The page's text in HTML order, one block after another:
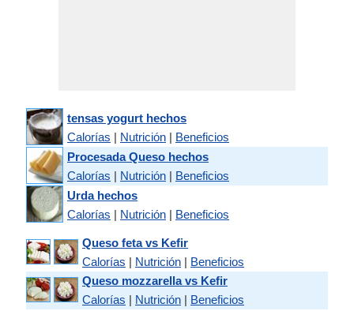
tensas yogurt hechos
Calorías | Nutrición | Beneficios
Procesada Queso hechos
Calorías | Nutrición | Beneficios
Urda hechos
Calorías | Nutrición | Beneficios
Queso feta vs Kefir
Calorías | Nutrición | Beneficios
Queso mozzarella vs Kefir
Calorías | Nutrición | Beneficios